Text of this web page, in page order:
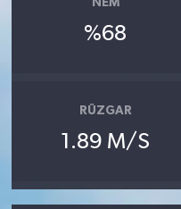
NEM
%68
RÜZGAR
1.89 M/S